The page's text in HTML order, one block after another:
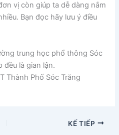
vị còn giúp ta dễ dàng nắm
Bạn đọc hãy lưu ý điều
trung học phổ thông Sóc
đều là gian lận.
Thành Phố Sóc Trăng
KẾ TIẾP